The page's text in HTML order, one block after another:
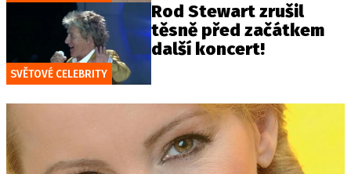
SVĚTOVÉ CELEBRITY
Rod Stewart zrušil
těsně před začátkem
další koncert!